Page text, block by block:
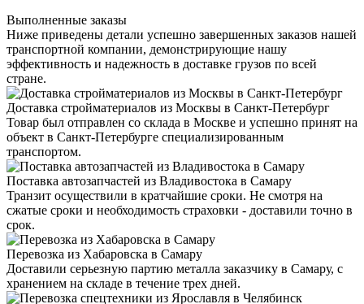
Выполненные заказы
Ниже приведены детали успешно завершенных заказов нашей
транспортной компании, демонстрирующие нашу
эффективность и надежность в доставке грузов по всей
стране.
Доставка стройматериалов из Москвы в Санкт-Петербург
Товар был отправлен со склада в Москве и успешно принят на
объект в Санкт-Петербурге специализированным
транспортом.
Поставка автозапчастей из Владивостока в Самару
Транзит осуществили в кратчайшие сроки. Не смотря на
сжатые сроки и необходимость страховки - доставили точно в
срок.
Перевозка из Хабаровска в Самару
Доставили серьезную партию металла заказчику в Самару, с
хранением на складе в течение трех дней.